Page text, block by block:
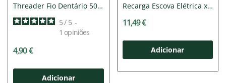
Threader Fio Dentário 50
Tiras
5/ 5 -
1 opiniões
4,90 €
Adicionar
Recarga Escova Elétrica x2
11,49 €
Adicionar